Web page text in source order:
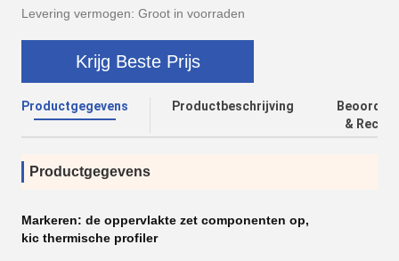
Levering vermogen: Groot in voorraden
Krijg Beste Prijs
Productgegevens Productbeschrijving
&
Productgegevens
Markeren: de oppervlakte zet componenten op,
kic thermische profiler